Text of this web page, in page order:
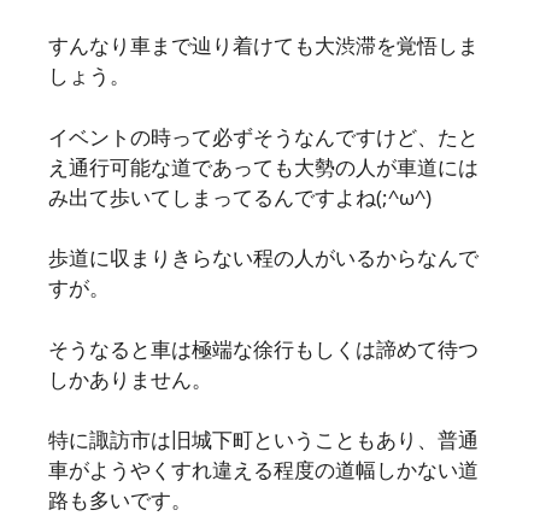
すんなり車まで辿り着けても大渋滞を覚悟しま
しょう。
イベントの時って必ずそうなんですけど、たと
え通行可能な道であっても大勢の人が車道には
み出て歩いてしまってるんですよね(;^ω^)
歩道に収まりきらない程の人がいるからなんで
すが。
そうなると車は極端な徐行もしくは諦めて待つ
しかありません。
特に諏訪市は旧城下町ということもあり、普通
車がようやくすれ違える程度の道幅しかない道
路も多いです。